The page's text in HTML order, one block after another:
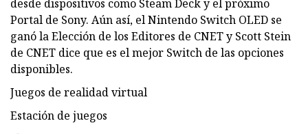
desde dispositivos como Steam Deck y el próximo
Portal de Sony. Aún así, el Nintendo Switch OLED se
ganó la Elección de los Editores de CNET y Scott Stein
de CNET dice que es el mejor Switch de las opciones
disponibles.
Juegos de realidad virtual
Estación de juegos